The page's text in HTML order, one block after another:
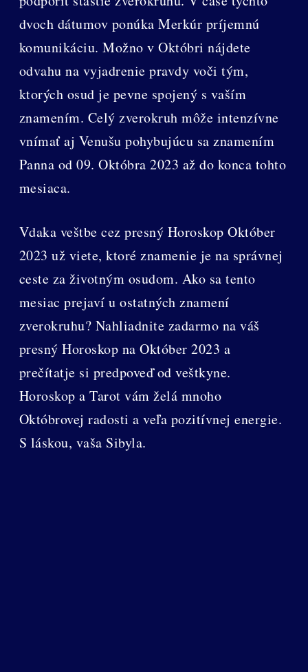
dvoch dátumov ponúka Merkúr príjemnú
komunikáciu. Možno v Októbri nájdete
odvahu na vyjadrenie pravdy voči tým,
ktorých osud je pevne spojený s vaším
znamením. Celý zverokruh môže intenzívne
vnímať aj Venušu pohybujúcu sa znamením
Panna od 09. Októbra 2023 až do konca tohto
mesiaca.
Vdaka veštbe cez presný Horoskop Október
2023 už viete, ktoré znamenie je na správnej
ceste za životným osudom. Ako sa tento
mesiac prejaví u ostatných znamení
zverokruhu? Nahliadnite zadarmo na váš
presný Horoskop na Október 2023 a
prečítatje si predpoveď od veštkyne.
Horoskop a Tarot vám želá mnoho
Októbrovej radosti a veľa pozitívnej energie.
S láskou, vaša Sibyla.